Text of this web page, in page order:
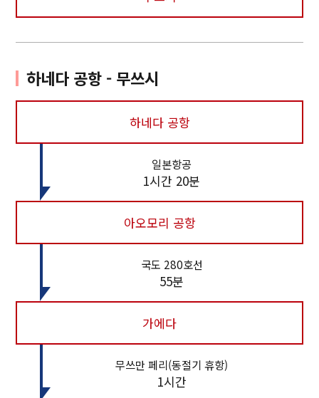
하네다 공항 - 무쓰시
하네다 공항
일본항공
1시간 20분
아오모리 공항
국도 280호선
55분
가에다
무쓰만 페리(동절기 휴항)
1시간